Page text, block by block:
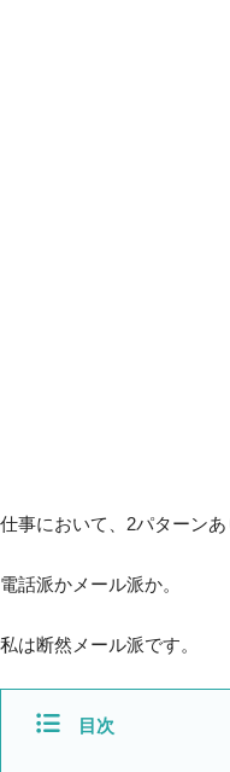
仕事において、2パターンあ
電話派かメール派か。
私は断然メール派です。
目次